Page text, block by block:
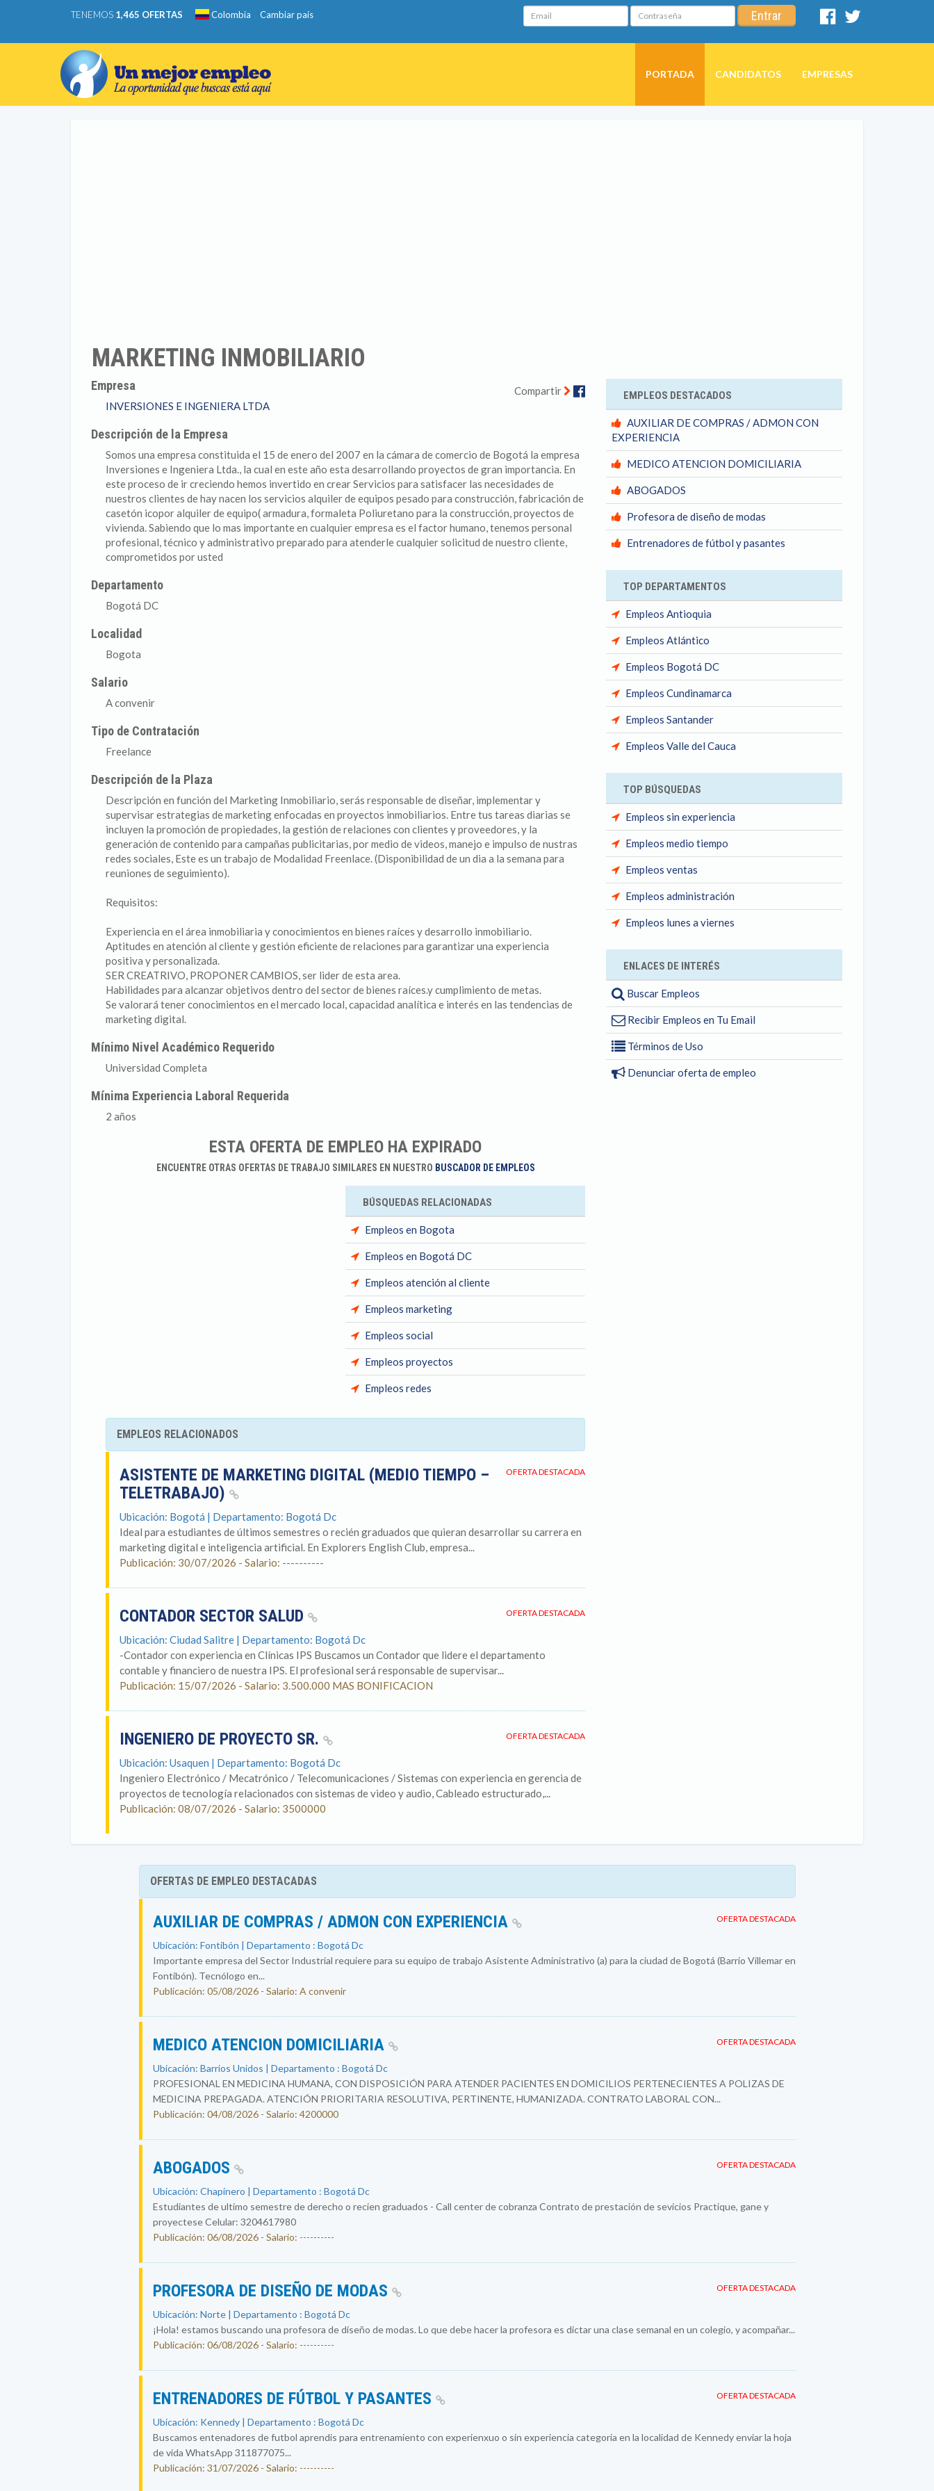
TENEMOS 1,465 OFERTAS Colombia Cambiar país Email Contraseña Entrar
Facebook
PORTADA CANDIDATOS EMPRESAS
MARKETING INMOBILIARIO
Compartir Facebook
Empresa
INVERSIONES E INGENIERA LTDA
Descripción de la Empresa
Somos una empresa constituida el 15 de enero del 2007 en la cámara de comercio de Bogotá la empresa
Inversiones e Ingeniera Ltda., la cual en este año esta desarrollando proyectos de gran importancia. En
este proceso de ir creciendo hemos invertido en crear Servicios para satisfacer las necesidades de
nuestros clientes de hay nacen los servicios alquiler de equipos pesado para construcción, fabricación de
casetón icopor alquiler de equipo( armadura, formaleta Poliuretano para la construcción, proyectos de
vivienda. Sabiendo que lo mas importante en cualquier empresa es el factor humano, tenemos personal
profesional, técnico y administrativo preparado para atenderle cualquier solicitud de nuestro cliente,
comprometidos por usted
Departamento
Bogotá DC
Localidad
Bogota
Salario
A convenir
Tipo de Contratación
Freelance
Descripción de la Plaza
Descripción en función del Marketing Inmobiliario, serás responsable de diseñar, implementar y
supervisar estrategias de marketing enfocadas en proyectos inmobiliarios. Entre tus tareas diarias se
incluyen la promoción de propiedades, la gestión de relaciones con clientes y proveedores, y la
generación de contenido para campañas publicitarias, por medio de videos, manejo e impulso de nustras
redes sociales, Este es un trabajo de Modalidad Freenlace. (Disponibilidad de un dia a la semana para
reuniones de seguimiento).
Requisitos:
Experiencia en el área inmobiliaria y conocimientos en bienes raíces y desarrollo inmobiliario.
Aptitudes en atención al cliente y gestión eficiente de relaciones para garantizar una experiencia
positiva y personalizada.
SER CREATRIVO, PROPONER CAMBIOS, ser lider de esta area.
Habilidades para alcanzar objetivos dentro del sector de bienes raíces.y cumplimiento de metas.
Se valorará tener conocimientos en el mercado local, capacidad analítica e interés en las tendencias de
marketing digital.
Mínimo Nivel Académico Requerido
Universidad Completa
Mínima Experiencia Laboral Requerida
2 años
ESTA OFERTA DE EMPLEO HA EXPIRADO
ENCUENTRE OTRAS OFERTAS DE TRABAJO SIMILARES EN NUESTRO BUSCADOR DE EMPLEOS
BÚSQUEDAS RELACIONADAS
Empleos en Bogota
Empleos en Bogotá DC
Empleos atención al cliente
Empleos marketing
Empleos social
Empleos proyectos
Empleos redes
EMPLEOS RELACIONADOS
OFERTA DESTACADA
ASISTENTE DE MARKETING DIGITAL (MEDIO TIEMPO –
TELETRABAJO)
Ubicación: Bogotá | Departamento: Bogotá Dc
Ideal para estudiantes de últimos semestres o recién graduados que quieran desarrollar su carrera en
marketing digital e inteligencia artificial. En Explorers English Club, empresa...
Publicación: 30/07/2026 - Salario: ----------
OFERTA DESTACADA
CONTADOR SECTOR SALUD
Ubicación: Ciudad Salitre | Departamento: Bogotá Dc
-Contador con experiencia en Clínicas IPS Buscamos un Contador que lidere el departamento
contable y financiero de nuestra IPS. El profesional será responsable de supervisar...
Publicación: 15/07/2026 - Salario: 3.500.000 MAS BONIFICACION
OFERTA DESTACADA
INGENIERO DE PROYECTO SR.
Ubicación: Usaquen | Departamento: Bogotá Dc
Ingeniero Electrónico / Mecatrónico / Telecomunicaciones / Sistemas con experiencia en gerencia de
proyectos de tecnología relacionados con sistemas de video y audio, Cableado estructurado,...
Publicación: 08/07/2026 - Salario: 3500000
EMPLEOS DESTACADOS
AUXILIAR DE COMPRAS / ADMON CON
EXPERIENCIA
MEDICO ATENCION DOMICILIARIA
ABOGADOS
Profesora de diseño de modas
Entrenadores de fútbol y pasantes
TOP DEPARTAMENTOS
Empleos Antioquia
Empleos Atlántico
Empleos Bogotá DC
Empleos Cundinamarca
Empleos Santander
Empleos Valle del Cauca
TOP BÚSQUEDAS
Empleos sin experiencia
Empleos medio tiempo
Empleos ventas
Empleos administración
Empleos lunes a viernes
ENLACES DE INTERÉS
Buscar Empleos
Recibir Empleos en Tu Email
Términos de Uso
Denunciar oferta de empleo
OFERTAS DE EMPLEO DESTACADAS
OFERTA DESTACADA
AUXILIAR DE COMPRAS / ADMON CON EXPERIENCIA
Ubicación: Fontibón | Departamento : Bogotá Dc
Importante empresa del Sector Industrial requiere para su equipo de trabajo Asistente Administrativo (a) para la ciudad de Bogotá (Barrio Villemar en
Fontibón). Tecnólogo en...
Publicación: 05/08/2026 - Salario: A convenir
OFERTA DESTACADA
MEDICO ATENCION DOMICILIARIA
Ubicación: Barrios Unidos | Departamento : Bogotá Dc
PROFESIONAL EN MEDICINA HUMANA, CON DISPOSICIÓN PARA ATENDER PACIENTES EN DOMICILIOS PERTENECIENTES A POLIZAS DE
MEDICINA PREPAGADA. ATENCIÓN PRIORITARIA RESOLUTIVA, PERTINENTE, HUMANIZADA. CONTRATO LABORAL CON...
Publicación: 04/08/2026 - Salario: 4200000
OFERTA DESTACADA
ABOGADOS
Ubicación: Chapinero | Departamento : Bogotá Dc
Estudiantes de ultimo semestre de derecho o recien graduados - Call center de cobranza Contrato de prestación de sevicios Practique, gane y
proyectese Celular: 3204617980
Publicación: 06/08/2026 - Salario: ----------
OFERTA DESTACADA
PROFESORA DE DISEÑO DE MODAS
Ubicación: Norte | Departamento : Bogotá Dc
¡Hola! estamos buscando una profesora de diseño de modas. Lo que debe hacer la profesora es dictar una clase semanal en un colegio, y acompañar...
Publicación: 06/08/2026 - Salario: ----------
OFERTA DESTACADA
ENTRENADORES DE FÚTBOL Y PASANTES
Ubicación: Kennedy | Departamento : Bogotá Dc
Buscamos entenadores de futbol aprendis para entrenamiento con experienxuo o sin experiencia categoria en la localidad de Kennedy enviar la hoja
de vida WhatsApp 311877075...
Publicación: 31/07/2026 - Salario: ----------